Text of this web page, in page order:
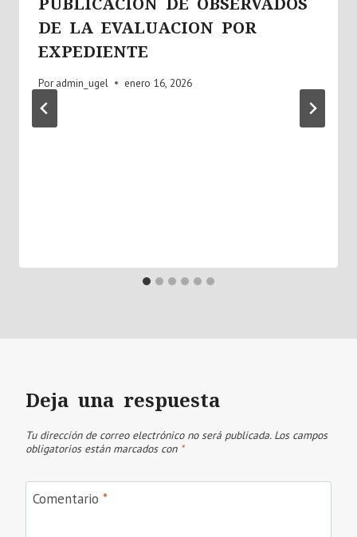
DE LA EVALUACION POR
EXPEDIENTE
Por admin_ugel enero 16, 2026
Deja una respuesta
Tu dirección de correo electrónico no será publicada. Los campos
obligatorios están marcados con *
Comentario *